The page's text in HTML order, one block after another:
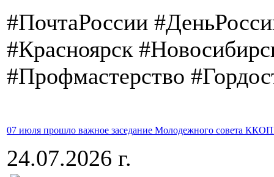
#ПочтаРоссии
#Красноярск
#Профмастерство
07 июля прошло важное заседание Молодежного совета
24.07.2026 г.